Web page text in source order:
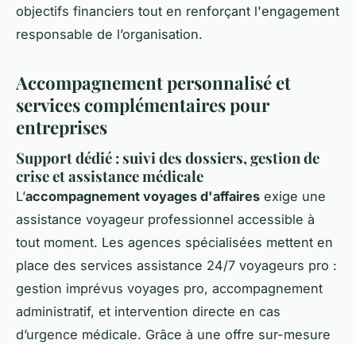
objectifs financiers tout en renforçant l'engagement
responsable de l’organisation.
Accompagnement personnalisé et
services complémentaires pour
entreprises
Support dédié : suivi des dossiers, gestion de
crise et assistance médicale
L’accompagnement voyages d'affaires exige une
assistance voyageur professionnel accessible à
tout moment. Les agences spécialisées mettent en
place des services assistance 24/7 voyageurs pro :
gestion imprévus voyages pro, accompagnement
administratif, et intervention directe en cas
d’urgence médicale. Grâce à une offre sur-mesure